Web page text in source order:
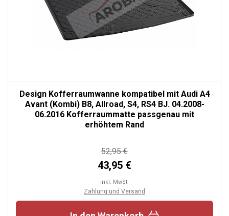
Design Kofferraumwanne kompatibel mit Audi A4
Avant (Kombi) B8, Allroad, S4, RS4 BJ. 04.2008-
06.2016 Kofferraummatte passgenau mit
erhöhtem Rand
52,95 €
43,95 €
inkl. MwSt.
Zahlung und Versand